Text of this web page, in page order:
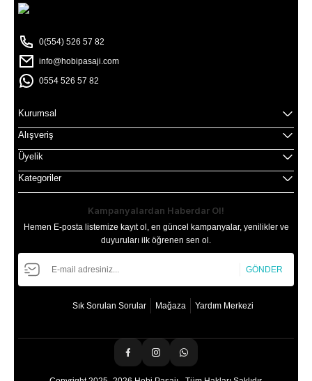
0(554) 526 57 82
info@hobipasaji.com
0554 526 57 82
Kurumsal
Alışveriş
Üyelik
Kategoriler
Kampanyalardan Haberdar Ol!
Hemen E-posta listemize kayıt ol, en güncel kampanyalar, yenilikler ve
duyuruları ilk öğrenen sen ol.
GÖNDER
Sık Sorulan Sorular Mağaza Yardım Merkezi